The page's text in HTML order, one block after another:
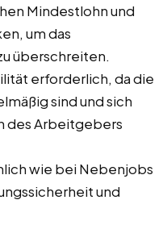
Mindestlohn und
um das
überschreiten.
erforderlich, da die
sind und sich
des Arbeitgebers
wie bei Nebenjobs
und